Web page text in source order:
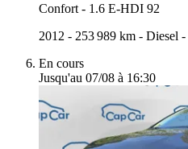
Confort - 1.6 E-HDI 92
2012 - 253 989 km - Diesel -
En cours
Jusqu'au 07/08 à 16:30